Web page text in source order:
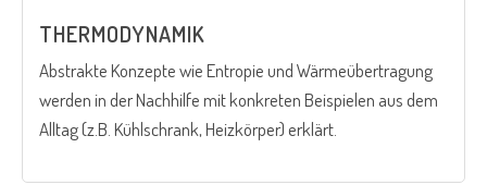
THERMODYNAMIK
Abstrakte Konzepte wie Entropie und Wärmeübertragung
werden in der Nachhilfe mit konkreten Beispielen aus dem
Alltag (z.B. Kühlschrank, Heizkörper) erklärt.